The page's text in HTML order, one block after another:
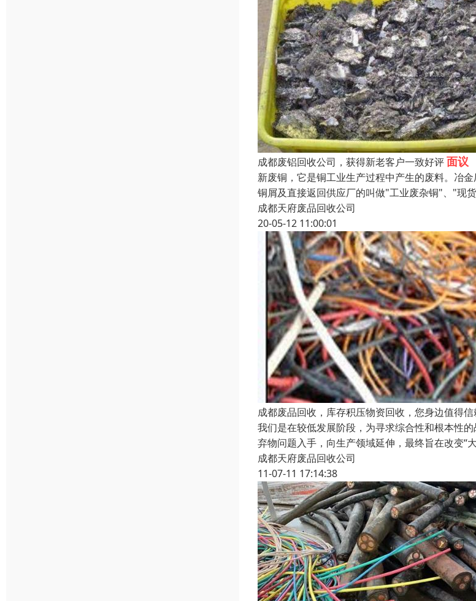
成都废铝回收公司，获得新老客户一致好评面议
新废铜，它是铜工业生产过程中产生的废料。
铜屑及直接返回供应厂的叫做"工业废杂铜"、"
成都天府废品回收公司
20-05-12 11:00:01
成都废品回收，库存积压物资回收，您身边值得
我们是在较低发展阶段，为寻求综合性和根本性
弃物问题入手，向生产领域延伸，最终旨在改变“
成都天府废品回收公司
11-07-11 17:14:38